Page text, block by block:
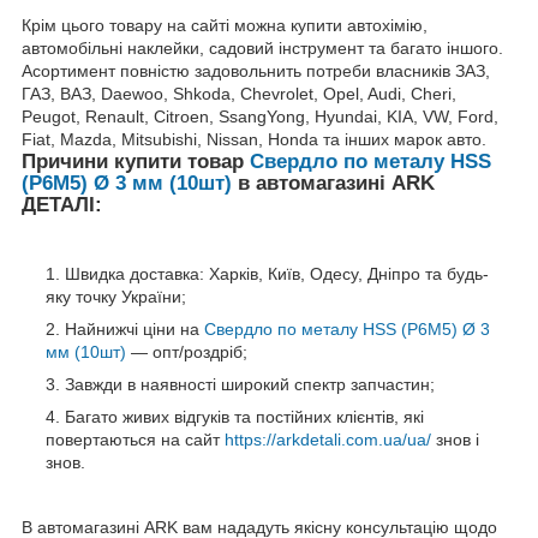
Крім цього товару на сайті можна купити автохімію,
автомобільні наклейки, садовий інструмент та багато іншого.
Асортимент повністю задовольнить потреби власників ЗАЗ,
ГАЗ, ВАЗ, Daewoo, Shkoda, Chevrolet, Opel, Audi, Cheri,
Peugot, Renault, Citroen, SsangYong, Hyundai, KIA, VW, Ford,
Fiat, Mazda, Mitsubishi, Nissan, Honda та інших марок авто.
Причини купити товар Свердло по металу HSS
(P6M5) Ø 3 мм (10шт) в автомагазині ARK
ДЕТАЛІ:
Швидка доставка: Харків, Київ, Одесу, Дніпро та будь-
яку точку України;
Найнижчі ціни на Свердло по металу HSS (P6M5) Ø 3
мм (10шт) — опт/роздріб;
Завжди в наявності широкий спектр запчастин;
Багато живих відгуків та постійних клієнтів, які
повертаються на сайт https://arkdetali.com.ua/ua/ знов і
знов.
В автомагазині ARK вам нададуть якісну консультацію щодо